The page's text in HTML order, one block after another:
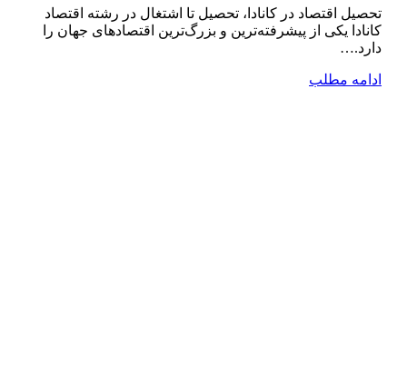
تحصیل اقتصاد در کانادا، تحصیل تا اشتغال در رشته اقتصاد
کانادا یکی از پیشرفته‌ترین و بزرگ‌ترین اقتصادهای جهان را
دارد.…
ادامه مطلب